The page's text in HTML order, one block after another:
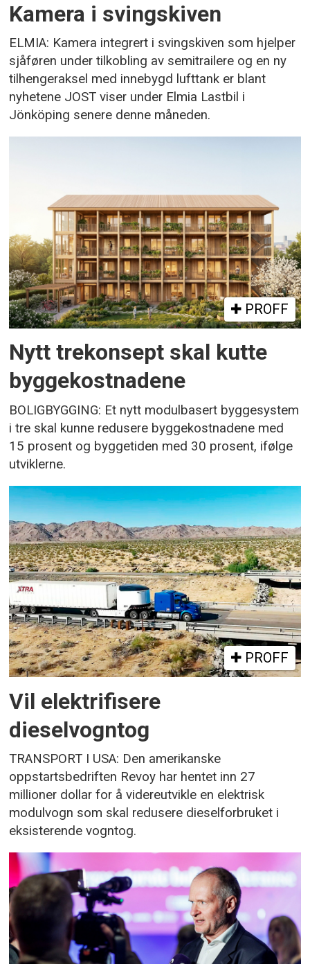
Kamera i svingskiven
ELMIA: Kamera integrert i svingskiven som hjelper
sjåføren under tilkobling av semitrailere og en ny
tilhengeraksel med innebygd lufttank er blant
nyhetene JOST viser under Elmia Lastbil i
Jönköping senere denne måneden.
PROFF
Nytt trekonsept skal kutte
byggekostnadene
BOLIGBYGGING: Et nytt modulbasert byggesystem
i tre skal kunne redusere byggekostnadene med
15 prosent og byggetiden med 30 prosent, ifølge
utviklerne.
PROFF
Vil elektrifisere
dieselvogntog
TRANSPORT I USA: Den amerikanske
oppstartsbedriften Revoy har hentet inn 27
millioner dollar for å videreutvikle en elektrisk
modulvogn som skal redusere dieselforbruket i
eksisterende vogntog.